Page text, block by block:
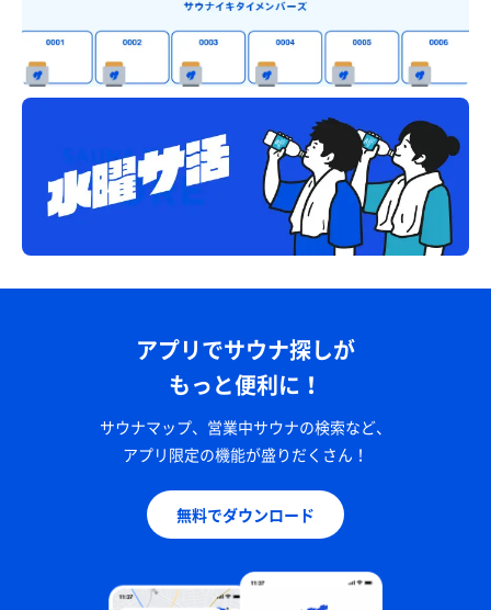
アプリでサウナ探しが
もっと便利に！
サウナマップ、営業中サウナの検索など、
アプリ限定の機能が盛りだくさん！
無料でダウンロード